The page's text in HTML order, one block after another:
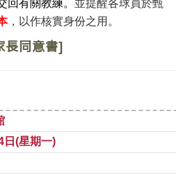
回有關教練。 並提醒各球員於甄
，以作核實身份之用。
長同意書]
日(星期一)